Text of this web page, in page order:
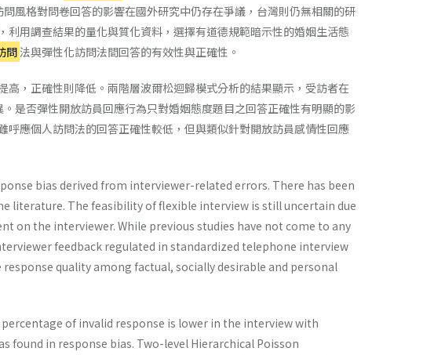
風格對問卷回答的影響在國外研究中仍存在爭議，台灣則仍無相關的研
利用調查結果的量化與質化資料，選擇有道德規範暗示性的婚姻生活態
問法與彈性化訪問法間回答的有效性與正確性。
高，正確性則降低。兩階層波爾松迴歸模式分析的結果顯示，受訪者在
是否彈性開放訪員回應行為只對婚姻態度題目之回答正確性有明顯的影
呼應個人訪問法的回答正確性較低，但與類似針對開放訪員感情性回應
bias derived from interviewer-related errors. There has been
literature. The feasibility of flexible interview is still uncertain due
on the interviewer. While previous studies have not come to any
feedback regulated in standardized telephone interview
quality among factual, socially desirable and personal
of invalid response is lower in the interview with
in response bias. Two-level Hierarchical Poisson